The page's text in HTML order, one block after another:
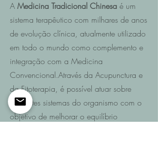
A Medicina Tradicional Chinesa é um
sistema terapêutico com milhares de anos
de evolução clínica, atualmente utilizado
em todo o mundo como complemento e
integração com a Medicina
Convencional.Através da Acupunctura e
da Fitoterapia, é possível atuar sobre
diferentes sistemas do organismo com o
objetivo de melhorar o equilíbrio